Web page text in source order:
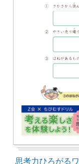
思考力ひろがる